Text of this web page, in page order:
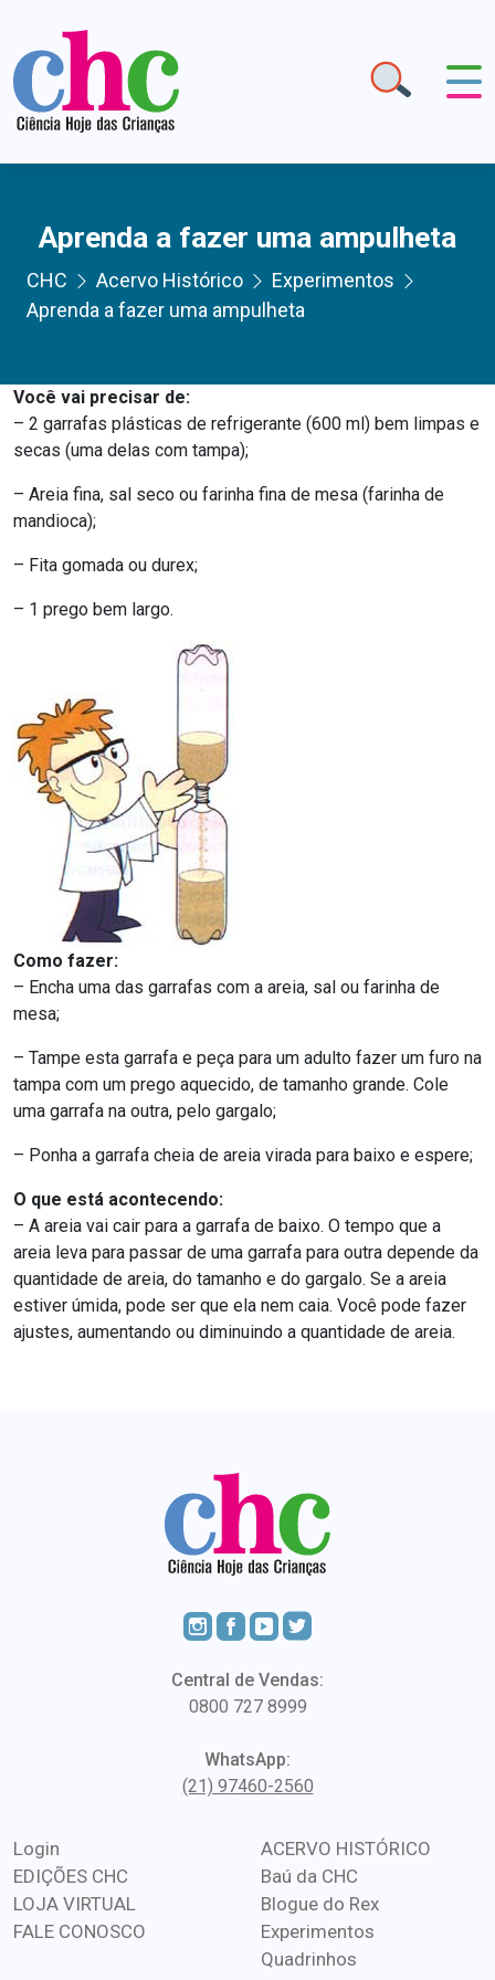
Aprenda a fazer uma ampulheta
CHC Acervo Histórico
Experimentos
Aprenda a fazer uma ampulheta
Você vai precisar de:
– 2 garrafas plásticas de refrigerante (600 ml) bem limpas e
secas (uma delas com tampa);
– Areia fina, sal seco ou farinha fina de mesa (farinha de
mandioca);
– Fita gomada ou durex;
– 1 prego bem largo.
Como fazer:
– Encha uma das garrafas com a areia, sal ou farinha de
mesa;
– Tampe esta garrafa e peça para um adulto fazer um furo na
tampa com um prego aquecido, de tamanho grande. Cole
uma garrafa na outra, pelo gargalo;
– Ponha a garrafa cheia de areia virada para baixo e espere;
O que está acontecendo:
– A areia vai cair para a garrafa de baixo. O tempo que a
areia leva para passar de uma garrafa para outra depende da
quantidade de areia, do tamanho e do gargalo. Se a areia
estiver úmida, pode ser que ela nem caia. Você pode fazer
ajustes, aumentando ou diminuindo a quantidade de areia.
Central de Vendas:
0800 727 8999
WhatsApp:
(21) 97460-2560
Login
EDIÇÕES CHC
LOJA VIRTUAL
FALE CONOSCO
ACERVO HISTÓRICO
Baú da CHC
Blogue do Rex
Experimentos
Quadrinhos